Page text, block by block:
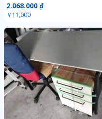
2.068.000 ₫
￥11,000